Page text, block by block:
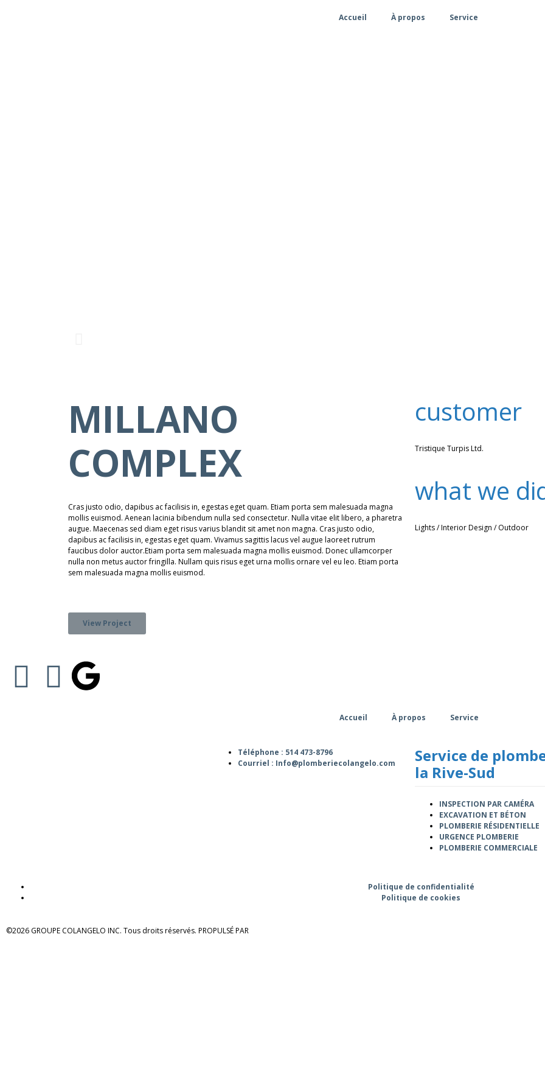
Accueil À propos Service
MILLANO
COMPLEX
Cras justo odio, dapibus ac facilisis in, egestas eget quam. Etiam porta sem malesuada magna
mollis euismod. Aenean lacinia bibendum nulla sed consectetur. Nulla vitae elit libero, a pharetra
augue. Maecenas sed diam eget risus varius blandit sit amet non magna. Cras justo odio,
dapibus ac facilisis in, egestas eget quam. Vivamus sagittis lacus vel augue laoreet rutrum
faucibus dolor auctor.Etiam porta sem malesuada magna mollis euismod. Donec ullamcorper
nulla non metus auctor fringilla. Nullam quis risus eget urna mollis ornare vel eu leo. Etiam porta
sem malesuada magna mollis euismod.
View Project
customer
Tristique Turpis Ltd.
what we
Lights / Interior Design / Outdoor
Accueil À propos Service
Téléphone : 514 473-8796
Courriel : Info@plomberiecolangelo.com
Service de
la Rive-Sud
INSPECTION PAR CAMÉRA
EXCAVATION ET BÉTON
PLOMBERIE RÉSIDENTIELLE
URGENCE PLOMBERIE
PLOMBERIE COMMERCIALE
Politique de confidentialité
Politique de cookies
©2026 GROUPE COLANGELO INC. Tous droits réservés. PROPULSÉ PAR